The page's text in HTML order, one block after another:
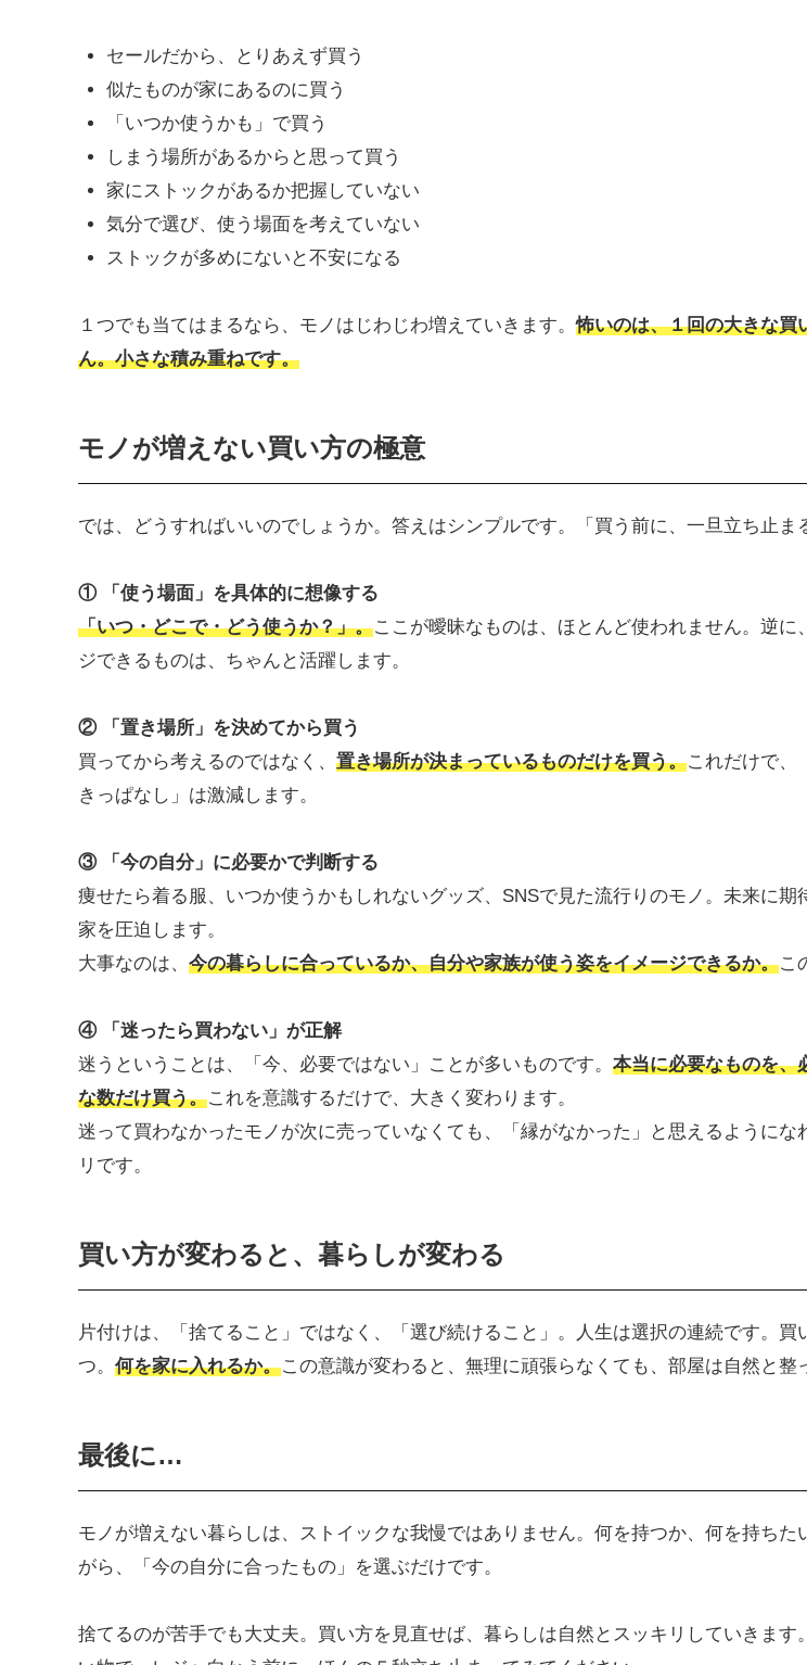
セールだから、とりあえず買う
似たものが家にあるのに買う
「いつか使うかも」で買う
しまう場所があるからと思って買う
家にストックがあるか把握していない
気分で選び、使う場面を考えていない
ストックが多めにないと不安になる
１つでも当てはまるなら、モノはじわじわ増えていきます。怖いのは、１回の大きな買
ん。小さな積み重ねです。
モノが増えない買い方の極意
では、どうすればいいのでしょうか。答えはシンプルです。「買う前に、一旦立ち止ま
① 「使う場面」を具体的に想像する
「いつ・どこで・どう使うか？」。ここが曖昧なものは、ほとんど使われません。逆に
ジできるものは、ちゃんと活躍します。
② 「置き場所」を決めてから買う
買ってから考えるのではなく、 置き場所が決まっているものだけを買う。これだけで、
きっぱなし」は激減します。
③ 「今の自分」に必要かで判断する
痩せたら着る服、いつか使うかもしれないグッズ、SNSで見た流行りのモノ。未来に期
家を圧迫します。
大事なのは、 今の暮らしに合っているか、自分や家族が使う姿をイメージできるか。こ
④ 「迷ったら買わない」が正解
迷うということは、「今、必要ではない」ことが多いものです。 本当に必要なものを、
な数だけ買う。これを意識するだけで、大きく変わります。
迷って買わなかったモノが次に売っていなくても、「縁がなかった」と思えるようにな
リです。
買い方が変わると、暮らしが変わる
片付けは、「捨てること」ではなく、「選び続けること」。人生は選択の連続です。買
つ。 何を家に入れるか。この意識が変わると、無理に頑張らなくても、部屋は自然と整
最後に…
モノが増えない暮らしは、ストイックな我慢ではありません。何を持つか、何を持ちた
がら、「今の自分に合ったもの」を選ぶだけです。
捨てるのが苦手でも大丈夫。買い方を見直せば、暮らしは自然とスッキリしていきます